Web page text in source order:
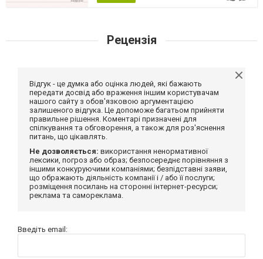
Рецензія
Відгук - це думка або оцінка людей, які бажають
передати досвід або враження іншим користувачам
нашого сайту з обов'язковою аргументацією
залишеного відгука. Це допоможе багатьом прийняти
правильне рішення. Коментарі призначені для
спілкування та обговорення, а також для роз'яснення
питань, що цікавлять.
Не дозволяється: використання ненормативної
лексики, погроз або образ; безпосереднє порівняння з
іншими конкуруючими компаніями; безпідставні заяви,
що ображають діяльність компанії і / або її послуги;
розміщення посилань на сторонні інтернет-ресурси;
реклама та самореклама.
Введіть email: